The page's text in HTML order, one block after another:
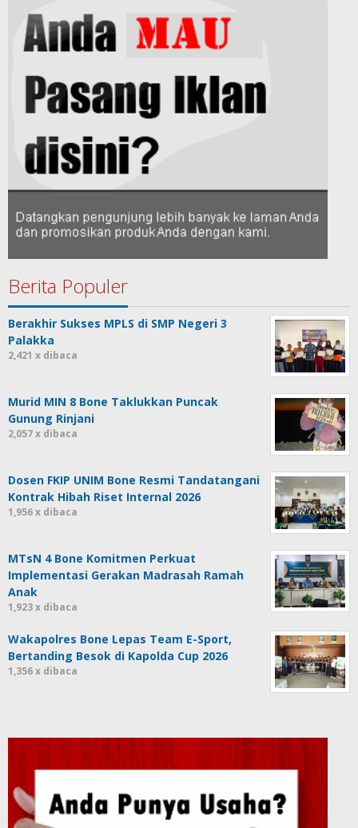
Berita Populer
Berakhir Sukses MPLS di SMP Negeri 3
Palakka
2,421 x dibaca
Murid MIN 8 Bone Taklukkan Puncak
Gunung Rinjani
2,057 x dibaca
Dosen FKIP UNIM Bone Resmi Tandatangani
Kontrak Hibah Riset Internal 2026
1,956 x dibaca
MTsN 4 Bone Komitmen Perkuat
Implementasi Gerakan Madrasah Ramah
Anak
1,923 x dibaca
Wakapolres Bone Lepas Team E-Sport,
Bertanding Besok di Kapolda Cup 2026
1,356 x dibaca